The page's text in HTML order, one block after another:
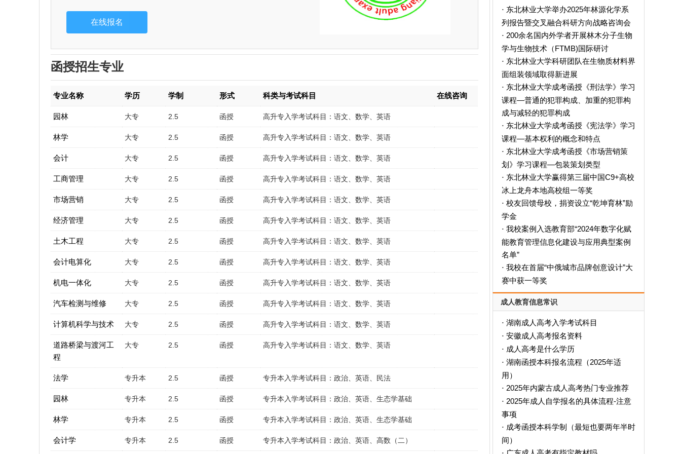
函授招生专业
专业名称 学历 学制 形式 科类与考试科目 在线咨询
园林 大专 2.5 函授 高升专入学考试科目：语文、数学、英语
林学 大专 2.5 函授 高升专入学考试科目：语文、数学、英语
会计 大专 2.5 函授 高升专入学考试科目：语文、数学、英语
工商管理 大专 2.5 函授 高升专入学考试科目：语文、数学、英语
市场营销 大专 2.5 函授 高升专入学考试科目：语文、数学、英语
经济管理 大专 2.5 函授 高升专入学考试科目：语文、数学、英语
土木工程 大专 2.5 函授 高升专入学考试科目：语文、数学、英语
会计电算化 大专 2.5 函授 高升专入学考试科目：语文、数学、英语
机电一体化 大专 2.5 函授 高升专入学考试科目：语文、数学、英语
汽车检测与维修 大专 2.5 函授 高升专入学考试科目：语文、数学、英语
计算机科学与技术 大专 2.5 函授 高升专入学考试科目：语文、数学、英语
道路桥梁与渡河工
程
大专 2.5 函授 高升专入学考试科目：语文、数学、英语
法学 专升本 2.5 函授 专升本入学考试科目：政治、英语、民法
园林 专升本 2.5 函授 专升本入学考试科目：政治、英语、生态学基础
林学 专升本 2.5 函授 专升本入学考试科目：政治、英语、生态学基础
会计学 专升本 2.5 函授 专升本入学考试科目：政治、英语、高数（二）
· 东北林业大学举办2025年林源化学系
列报告暨交叉融合科研方向战略咨询会
· 200余名国内外学者开展林木分子生物
学与生物技术（FTMB)国际研讨
· 东北林业大学科研团队在生物质材料界
面组装领域取得新进展
· 东北林业大学成考函授《刑法学》学习
课程—普通的犯罪构成、加重的犯罪构
成与减轻的犯罪构成
· 东北林业大学成考函授《宪法学》学习
课程—基本权利的概念和特点
· 东北林业大学成考函授《市场营销策
划》学习课程—包装策划类型
· 东北林业大学赢得第三届中国C9+高校
冰上龙舟本地高校组一等奖
· 校友回馈母校，捐资设立“乾坤育林”励
学金
· 我校案例入选教育部“2024年数字化赋
能教育管理信息化建设与应用典型案例
名单”
· 我校在首届“中俄城市品牌创意设计”大
赛中获一等奖
成人教育信息常识
· 湖南成人高考入学考试科目
· 安徽成人高考报名资料
· 成人高考是什么学历
· ‌湖南函授本科报名流程（2025年适
用）‌
· 2025年内蒙古成人高考热门专业推荐
· 2025年成人自学报名的具体流程-注意
事项
· 成考函授本科学制（最短也要两年半时
间）